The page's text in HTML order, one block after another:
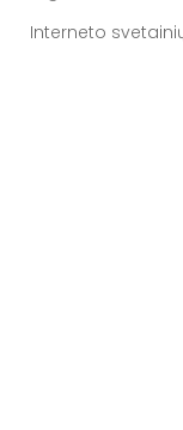
Interneto